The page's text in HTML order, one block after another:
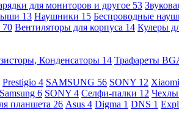
для мониторов и другое 53
13 Наушники 15 Беспроводные
70 Вентиляторы для корпуса 14 Кулеры
Конденсаторы 14 Трафареты
Prestigio 4 SAMSUNG 56 SONY 12 Xiaomi
Samsung 6 SONY 4 Селфи-палки 12 Чехлы
планшета 26 Asus 4 Digma 1 DNS 1